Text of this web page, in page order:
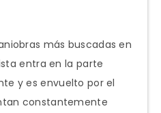
más buscadas en
entra en la parte
y es envuelto por el
constantemente